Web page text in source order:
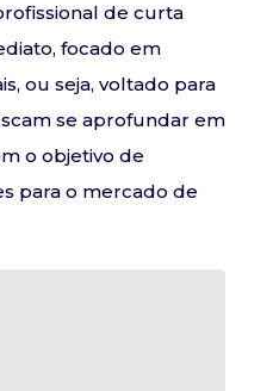
de curta
focado em
ou seja, voltado para
se aprofundar em
o objetivo de
para o mercado de